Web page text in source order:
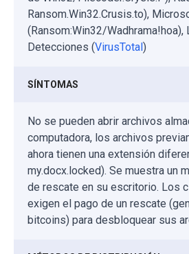
Ransom.Win32.Crusis.to),
(Ransom:Win32/
Detecciones (VirusTotal)
SÍNTOMAS
No se pueden abrir archivos
computadora, los archivos
ahora tienen una extensión
my.docx.locked). Se muestra un
de rescate en su escritorio. Los
exigen el pago de un rescate
bitcoins) para desbloquear sus